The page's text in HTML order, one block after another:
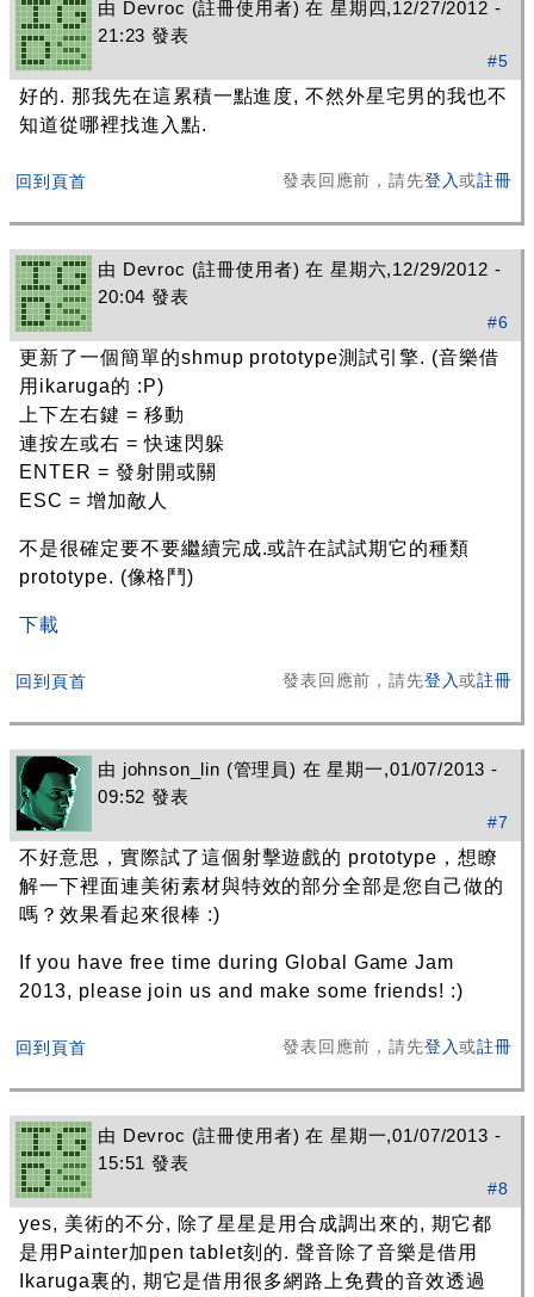
由 Devroc (註冊使用者) 在 星期四,12/27/2012 -
21:23 發表
#5
好的. 那我先在這累積一點進度, 不然外星宅男的我也不
知道從哪裡找進入點.
回到頁首 發表回應前，請先登入或註冊
由 Devroc (註冊使用者) 在 星期六,12/29/2012 -
20:04 發表
#6
更新了一個簡單的shmup prototype測試引擎. (音樂借
用ikaruga的 :P)
上下左右鍵 = 移動
連按左或右 = 快速閃躲
ENTER = 發射開或關
ESC = 增加敵人
不是很確定要不要繼續完成.或許在試試期它的種類
prototype. (像格鬥)
下載
回到頁首 發表回應前，請先登入或註冊
由 johnson_lin (管理員) 在 星期一,01/07/2013 -
09:52 發表
#7
不好意思，實際試了這個射擊遊戲的 prototype，想瞭
解一下裡面連美術素材與特效的部分全部是您自己做的
嗎？效果看起來很棒 :)
If you have free time during Global Game Jam
2013, please join us and make some friends! :)
回到頁首 發表回應前，請先登入或註冊
由 Devroc (註冊使用者) 在 星期一,01/07/2013 -
15:51 發表
#8
yes, 美術的不分, 除了星星是用合成調出來的, 期它都
是用Painter加pen tablet刻的. 聲音除了音樂是借用
Ikaruga裏的, 期它是借用很多網路上免費的音效透過